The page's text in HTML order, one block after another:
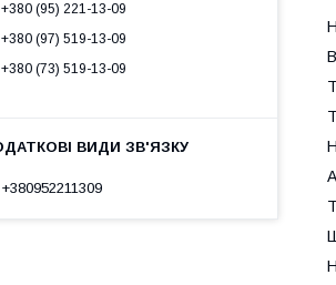
+380 (95) 221-13-09
+380 (97) 519-13-09
+380 (73) 519-13-09
+380952211309